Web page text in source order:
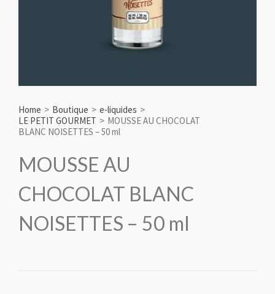
Home > Boutique > e-liquides >
LE PETIT GOURMET > MOUSSE AU CHOCOLAT
BLANC NOISETTES – 50 ml
MOUSSE AU
CHOCOLAT BLANC
NOISETTES – 50 ml